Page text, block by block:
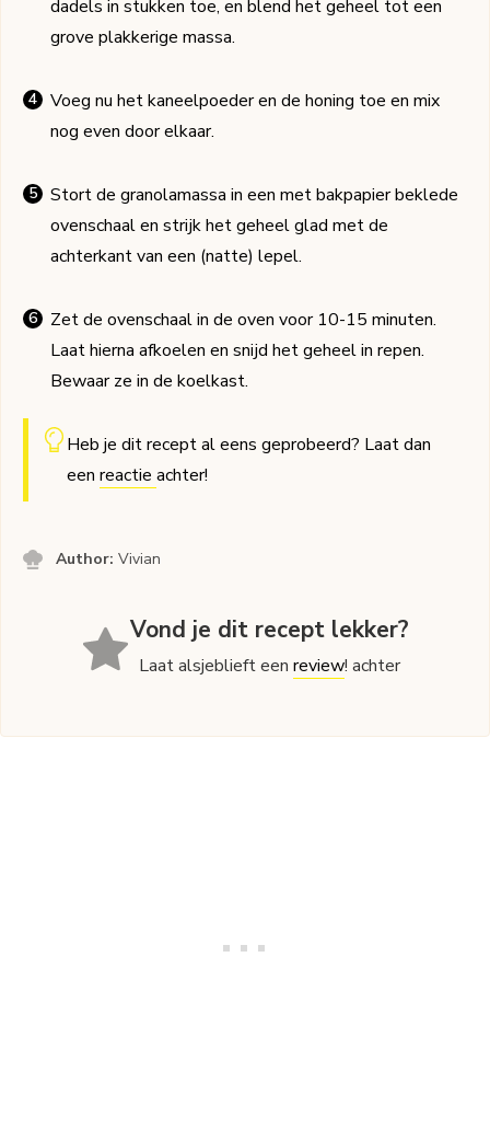
dadels in stukken toe, en blend het geheel tot een
grove plakkerige massa.
Voeg nu het kaneelpoeder en de honing toe en mix
nog even door elkaar.
Stort de granolamassa in een met bakpapier beklede
ovenschaal en strijk het geheel glad met de
achterkant van een (natte) lepel.
Zet de ovenschaal in de oven voor 10-15 minuten.
Laat hierna afkoelen en snijd het geheel in repen.
Bewaar ze in de koelkast.
Heb je dit recept al eens geprobeerd? Laat dan
een reactie achter!
Author:Vivian
Vond je dit recept lekker?
Laat alsjeblieft eenreview! achter